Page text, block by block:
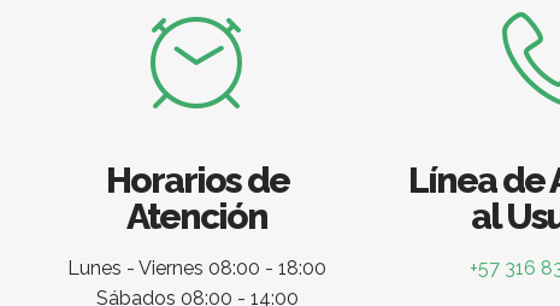
Horarios de
Atención
Lunes - Viernes 08:00 - 18:00
Sábados 08:00 - 14:00
Línea de
al
+57 316